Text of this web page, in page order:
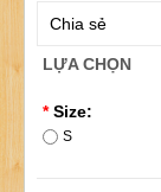
Chia sẻ
LỰA CHỌN
* Size:
S